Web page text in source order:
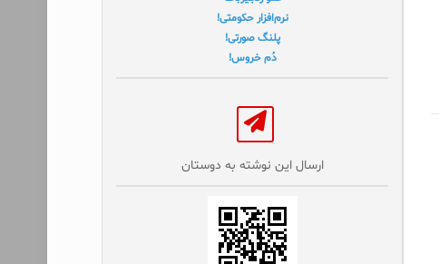
نرم‌افزار حکومتی!
پلنگ صورتی!
دُم خروس!
ارسال این نوشته به دوستان‌